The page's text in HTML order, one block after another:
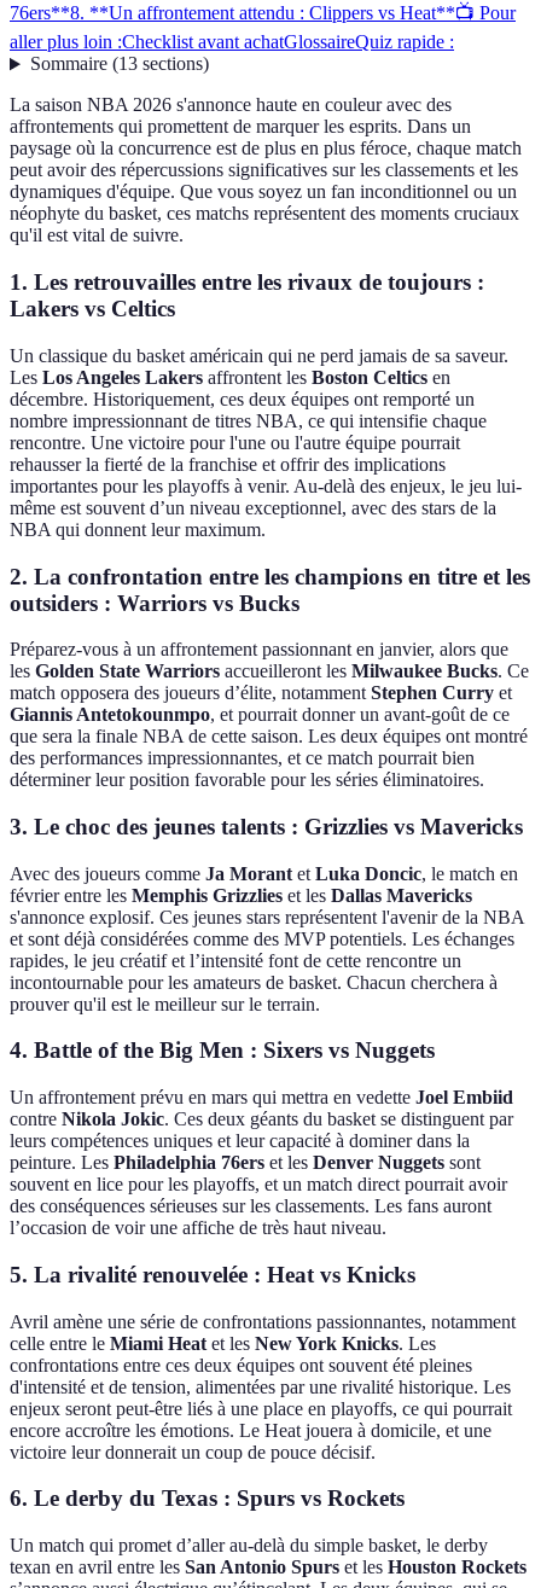
76ers**8. **Un affrontement attendu : Clippers vs Heat**📺 Pour
aller plus loin :Checklist avant achatGlossaireQuiz rapide :
Sommaire(13 sections)
La saison NBA 2026 s'annonce haute en couleur avec des
affrontements qui promettent de marquer les esprits. Dans un
paysage où la concurrence est de plus en plus féroce, chaque match
peut avoir des répercussions significatives sur les classements et les
dynamiques d'équipe. Que vous soyez un fan inconditionnel ou un
néophyte du basket, ces matchs représentent des moments cruciaux
qu'il est vital de suivre.
1. Les retrouvailles entre les rivaux de toujours :
Lakers vs Celtics
Un classique du basket américain qui ne perd jamais de sa saveur.
Les Los Angeles Lakers affrontent les Boston Celtics en
décembre. Historiquement, ces deux équipes ont remporté un
nombre impressionnant de titres NBA, ce qui intensifie chaque
rencontre. Une victoire pour l'une ou l'autre équipe pourrait
rehausser la fierté de la franchise et offrir des implications
importantes pour les playoffs à venir. Au-delà des enjeux, le jeu lui-
même est souvent d’un niveau exceptionnel, avec des stars de la
NBA qui donnent leur maximum.
2. La confrontation entre les champions en titre et les
outsiders : Warriors vs Bucks
Préparez-vous à un affrontement passionnant en janvier, alors que
les Golden State Warriors accueilleront les Milwaukee Bucks. Ce
match opposera des joueurs d’élite, notamment Stephen Curry et
Giannis Antetokounmpo, et pourrait donner un avant-goût de ce
que sera la finale NBA de cette saison. Les deux équipes ont montré
des performances impressionnantes, et ce match pourrait bien
déterminer leur position favorable pour les séries éliminatoires.
3. Le choc des jeunes talents : Grizzlies vs Mavericks
Avec des joueurs comme Ja Morant et Luka Doncic, le match en
février entre les Memphis Grizzlies et les Dallas Mavericks
s'annonce explosif. Ces jeunes stars représentent l'avenir de la NBA
et sont déjà considérées comme des MVP potentiels. Les échanges
rapides, le jeu créatif et l’intensité font de cette rencontre un
incontournable pour les amateurs de basket. Chacun cherchera à
prouver qu'il est le meilleur sur le terrain.
4. Battle of the Big Men : Sixers vs Nuggets
Un affrontement prévu en mars qui mettra en vedette Joel Embiid
contre Nikola Jokic. Ces deux géants du basket se distinguent par
leurs compétences uniques et leur capacité à dominer dans la
peinture. Les Philadelphia 76ers et les Denver Nuggets sont
souvent en lice pour les playoffs, et un match direct pourrait avoir
des conséquences sérieuses sur les classements. Les fans auront
l’occasion de voir une affiche de très haut niveau.
5. La rivalité renouvelée : Heat vs Knicks
Avril amène une série de confrontations passionnantes, notamment
celle entre le Miami Heat et les New York Knicks. Les
confrontations entre ces deux équipes ont souvent été pleines
d'intensité et de tension, alimentées par une rivalité historique. Les
enjeux seront peut-être liés à une place en playoffs, ce qui pourrait
encore accroître les émotions. Le Heat jouera à domicile, et une
victoire leur donnerait un coup de pouce décisif.
6. Le derby du Texas : Spurs vs Rockets
Un match qui promet d’aller au-delà du simple basket, le derby
texan en avril entre les San Antonio Spurs et les Houston Rockets